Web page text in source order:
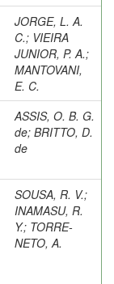
JORGE, L. A.
C.; VIEIRA
JUNIOR, P. A.;
MANTOVANI,
E. C.
ASSIS, O. B. G.
de; BRITTO, D.
de
SOUSA, R. V.;
INAMASU, R.
Y.; TORRE-
NETO, A.